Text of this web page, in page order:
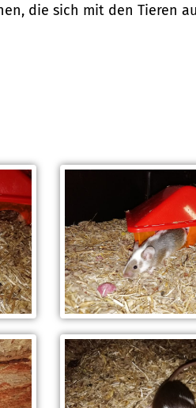
die sich mit den Tieren